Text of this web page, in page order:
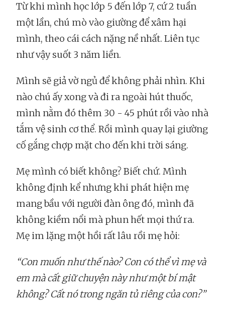
Từ khi mình học lớp 5 đến lớp 7, cứ 2 tuần
một lần, chú mò vào giường để xâm hại
mình, theo cái cách nặng nề nhất. Liên tục
như vậy suốt 3 năm liền.
Mình sẽ giả vờ ngủ để không phải nhìn. Khi
nào chú ấy xong và đi ra ngoài hút thuốc,
mình nằm đó thêm 30 - 45 phút rồi vào nhà
tắm vệ sinh cơ thể. Rồi mình quay lại giường
cố gắng chợp mặt cho đến khi trời sáng.
Mẹ mình có biết không? Biết chứ. Mình
không định kể nhưng khi phát hiện mẹ
mang bầu với người đàn ông đó, mình đã
không kiềm nổi mà phun hết mọi thứ ra.
Mẹ im lặng một hồi rất lâu rồi mẹ hỏi:
“Con muốn như thế nào? Con có thể vì mẹ và
em mà cất giữ chuyện này như một bí mật
không? Cất nó trong ngăn tủ riêng của con?”